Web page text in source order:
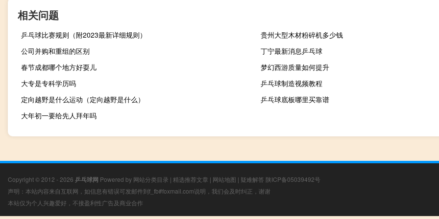
相关问题
乒乓球比赛规则（附2023最新详细规则）
贵州大型木材粉碎机多少钱
公司并购和重组的区别
丁宁最新消息乒乓球
春节成都哪个地方好耍儿
梦幻西游质量如何提升
大专是专科学历吗
乒乓球制造视频教程
定向越野是什么运动（定向越野是什么）
乒乓球底板哪里买靠谱
大年初一要给先人拜年吗
Copyright © 2012 - 2026 乒乓球网 Powered by 网站分类目录 | 精选推荐文章 | 网站地图 | 疑难解答 陕ICP备05039492号
声明：本站内容来自互联网，如信息有错误可发邮件到f_fb#foxmail.com说明，我们会及时纠正，谢谢
本站仅为个人兴趣爱好，不接盈利性广告及商业合作